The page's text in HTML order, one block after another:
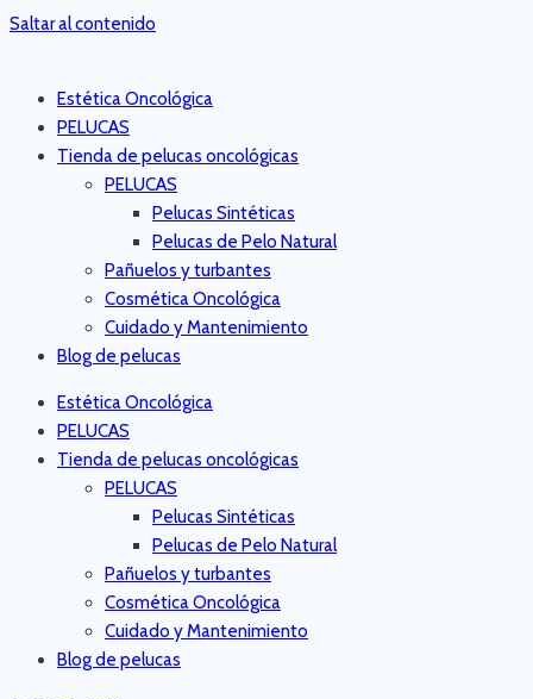
Saltar al contenido
Estética Oncológica
PELUCAS
Tienda de pelucas oncológicas
PELUCAS
Pelucas Sintéticas
Pelucas de Pelo Natural
Pañuelos y turbantes
Cosmética Oncológica
Cuidado y Mantenimiento
Blog de pelucas
Estética Oncológica
PELUCAS
Tienda de pelucas oncológicas
PELUCAS
Pelucas Sintéticas
Pelucas de Pelo Natural
Pañuelos y turbantes
Cosmética Oncológica
Cuidado y Mantenimiento
Blog de pelucas